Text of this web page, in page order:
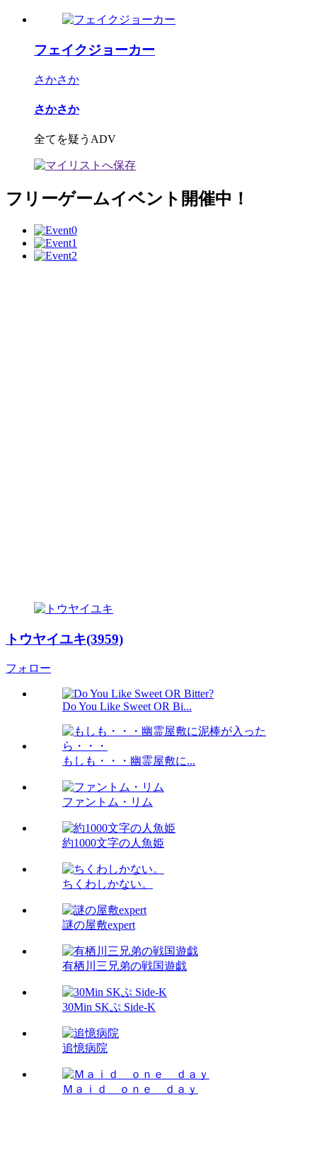
フェイクジョーカー
さかさか
さかさか
全てを疑うADV
フリーゲームイベント開催中！
トウヤイユキ(3959)
フォロー
Do You Like Sweet OR Bi...
もしも・・・幽霊屋敷に...
ファントム・リム
約1000文字の人魚姫
ちくわしかない。
謎の屋敷expert
有栖川三兄弟の戦国遊戯
30Min SKぷ Side-K
追憶病院
Ｍａｉｄ ｏｎｅ ｄａｙ